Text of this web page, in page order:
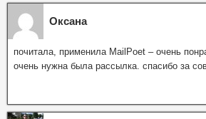
Оксана
почитала, применила MailPoet – очень
очень нужна была рассылка. спасибо за